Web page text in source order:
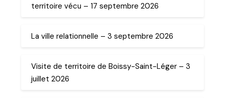
territoire vécu – 17 septembre 2026
La ville relationnelle – 3 septembre 2026
Visite de territoire de Boissy-Saint-Léger – 3
juillet 2026